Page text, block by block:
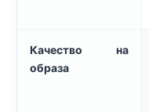
Качество на
образа